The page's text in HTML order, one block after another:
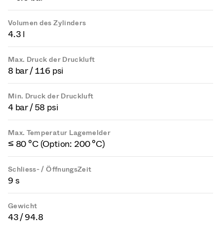
Volumen des Zylinders
4.3 l
Max. Druck der Druckluft
8 bar / 116 psi
Min. Druck der Druckluft
4 bar / 58 psi
Max. Temperatur Lagemelder
≤ 80 °C (Option: 200 °C)
Schliess- / ÖffnungsZeit
9 s
Gewicht
43 / 94.8